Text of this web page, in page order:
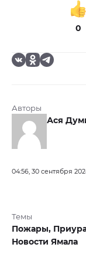
0
Авторы
Ася
04:56, 30 сентября
Темы
Пожары,
Новости Ямала